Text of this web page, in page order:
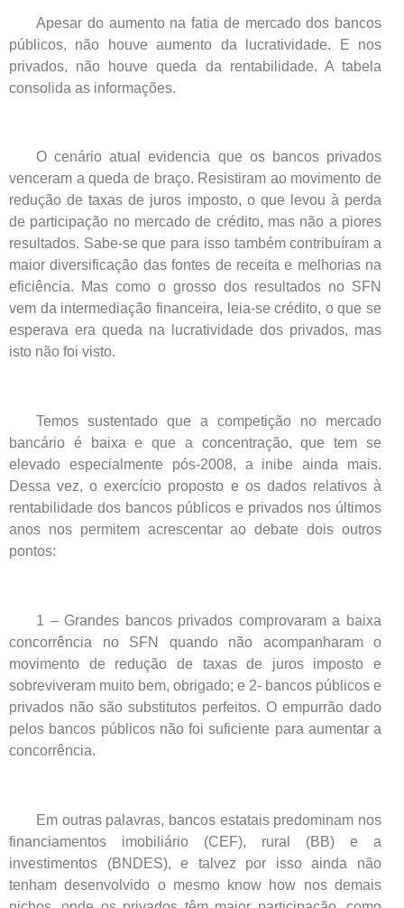
Apesar do aumento na fatia de mercado dos bancos
públicos, não houve aumento da lucratividade. E nos
privados, não houve queda da rentabilidade. A tabela
consolida as informações.
O cenário atual evidencia que os bancos privados
venceram a queda de braço. Resistiram ao movimento de
redução de taxas de juros imposto, o que levou à perda
de participação no mercado de crédito, mas não a piores
resultados. Sabe-se que para isso também contribuíram a
maior diversificação das fontes de receita e melhorias na
eficiência. Mas como o grosso dos resultados no SFN
vem da intermediação financeira, leia-se crédito, o que se
esperava era queda na lucratividade dos privados, mas
isto não foi visto.
Temos sustentado que a competição no mercado
bancário é baixa e que a concentração, que tem se
elevado especialmente pós-2008, a inibe ainda mais.
Dessa vez, o exercício proposto e os dados relativos à
rentabilidade dos bancos públicos e privados nos últimos
anos nos permitem acrescentar ao debate dois outros
pontos:
1 – Grandes bancos privados comprovaram a baixa
concorrência no SFN quando não acompanharam o
movimento de redução de taxas de juros imposto e
sobreviveram muito bem, obrigado; e 2- bancos públicos e
privados não são substitutos perfeitos. O empurrão dado
pelos bancos públicos não foi suficiente para aumentar a
concorrência.
Em outras palavras, bancos estatais predominam nos
financiamentos imobiliário (CEF), rural (BB) e a
investimentos (BNDES), e talvez por isso ainda não
tenham desenvolvido o mesmo know how nos demais